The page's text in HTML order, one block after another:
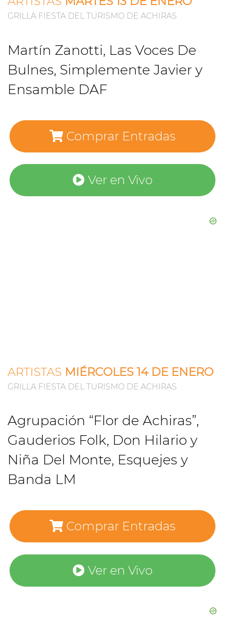
GRILLA FIESTA DEL TURISMO DE ACHIRAS
Martín Zanotti, Las Voces De
Bulnes, Simplemente Javier y
Ensamble DAF
Comprar Entradas
Ver en Vivo
ARTISTAS MIÉRCOLES 14 DE ENERO
GRILLA FIESTA DEL TURISMO DE ACHIRAS
Agrupación “Flor de Achiras”,
Gauderios Folk, Don Hilario y
Niña Del Monte, Esquejes y
Banda LM
Comprar Entradas
Ver en Vivo